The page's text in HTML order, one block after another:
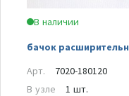
В наличии
бачок
Арт.
7020-180120
В узле
1 шт.